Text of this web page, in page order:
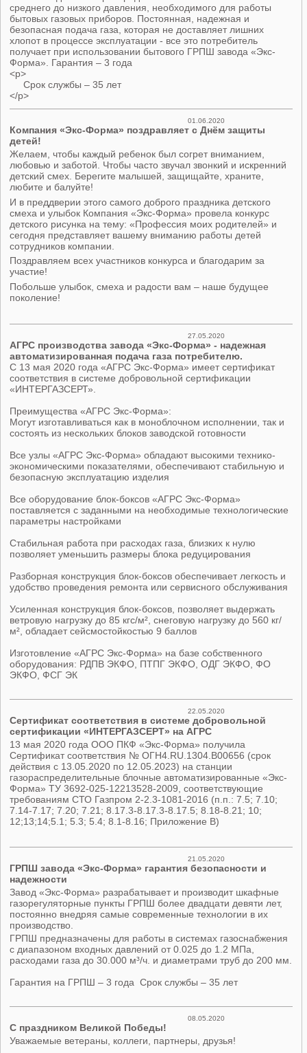
среднего до низкого давления, необходимого для работы
бытовых газовых приборов. Постоянная, надежная и
безопасная подача газа, которая не доставляет лишних
хлопот в процессе эксплуатации - все это потребитель
получает при использовании бытового ГРПШ завода «Экс-
Форма». Гарантия – 3 года
<p>
Срок службы – 35 лет
</p>
01.06.2020
Компания «Экс-Форма» поздравляет с Днём защиты
детей!
Желаем, чтобы каждый ребенок был согрет вниманием,
любовью и заботой. Чтобы часто звучал звонкий и искренний
детский смех. Берегите малышей, защищайте, храните,
любите и балуйте!
И в преддверии этого самого доброго праздника детского
смеха и улыбок Компания «Экс-Форма» провела конкурс
детского рисунка на тему: «Профессия моих родителей» и
сегодня представляет вашему вниманию работы детей
сотрудников компании.
Поздравляем всех участников конкурса и благодарим за
участие!
Побольше улыбок, смеха и радости вам – наше будущее
поколение!
27.05.2020
АГРС производства завода «Экс-Форма» - надежная
автоматизированная подача газа потребителю.
С 13 мая 2020 года «АГРС Экс-Форма» имеет сертификат
соответствия в системе добровольной сертификации
«ИНТЕРГАЗСЕРТ».
Преимущества «АГРС Экс-Форма»:
Могут изготавливаться как в моноблочном исполнении, так и
состоять из нескольких блоков заводской готовности
Все узлы «АГРС Экс-Форма» обладают высокими технико-
экономическими показателями, обеспечивают стабильную и
безопасную эксплуатацию изделия
Все оборудование блок-боксов «АГРС Экс-Форма»
поставляется с заданными на необходимые технологические
параметры настройками
Стабильная работа при расходах газа, близких к нулю
позволяет уменьшить размеры блока редуцирования
Разборная конструкция блок-боксов обеспечивает легкость и
удобство проведения ремонта или сервисного обслуживания
Усиленная конструкция блок-боксов, позволяет выдержать
ветровую нагрузку до 85 кгс/м², снеговую нагрузку до 560 кг/
м², обладает сейсмостойкостью 9 баллов
Изготовление «АГРС Экс-Форма» на базе собственного
оборудования: РДПВ ЭКФО, ПТПГ ЭКФО, ОДГ ЭКФО, ФО
ЭКФО, ФСГ ЭК
22.05.2020
Сертификат соответствия в системе добровольной
сертификации «ИНТЕРГАЗСЕРТ» на АГРС
13 мая 2020 года ООО ПКФ «Экс-Форма» получила
Сертификат соответствия № ОГН4.RU.1304.В00656 (срок
действия с 13.05.2020 по 12.05.2023) на станции
газораспределительные блочные автоматизированные «Экс-
Форма» ТУ 3692-025-12213528-2009, соответствующие
требованиям СТО Газпром 2-2.3-1081-2016 (п.п.: 7.5; 7.10;
7.14-7.17; 7.20; 7.21; 8.17.3-8.17.3-8.17.5; 8.18-8.21; 10;
12;13;14;5.1; 5.3; 5.4; 8.1-8.16; Приложение В)
21.05.2020
ГРПШ завода «Экс-Форма» гарантия безопасности и
надежности
Завод «Экс-Форма» разрабатывает и производит шкафные
газорегуляторные пункты ГРПШ более двадцати девяти лет,
постоянно внедряя самые современные технологии в их
производство.
ГРПШ предназначены для работы в системах газоснабжения
с диапазоном входных давлений от 0.025 до 1.2 МПа,
расходами газа до 30.000 м³/ч. и диаметрами труб до 200 мм.
Гарантия на ГРПШ – 3 года Срок службы – 35 лет
08.05.2020
С праздником Великой Победы!
Уважаемые ветераны, коллеги, партнеры, друзья!